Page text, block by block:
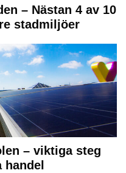
– Nästan 4 av 10
stadmiljöer
– viktiga steg
handel